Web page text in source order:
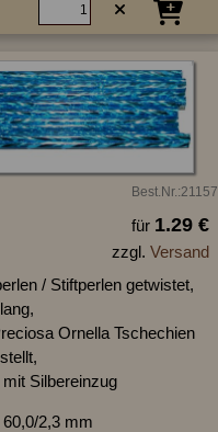
Best.Nr.:21157
für 1.29 €
zzgl. Versand
/ Stiftperlen getwistet,
Ornella Tschechien
Silbereinzug
60,0/2,3 mm